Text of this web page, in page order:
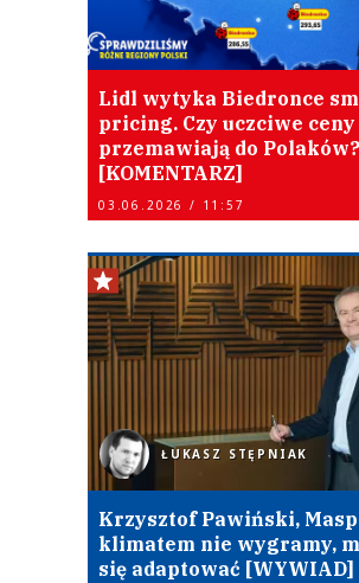
Lidl wytyka Biedronce
pricing. Czy uczciwe ceny
przemawiają do Polaków?
[KOMENTARZ]
03.06.2026 / 11:57
ŁUKASZ STĘPNIAK
Krzysztof Pawiński,
klimatem nie wygramy,
się adaptować [WYWIAD]